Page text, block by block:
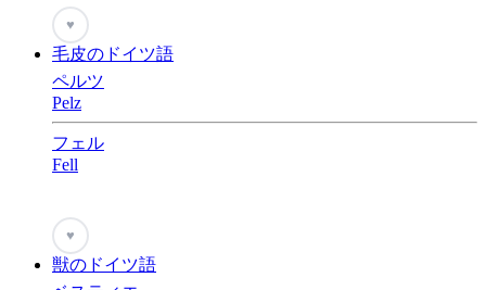
♥
毛皮のドイツ語
ペルツ
Pelz
フェル
Fell
♥
獣のドイツ語